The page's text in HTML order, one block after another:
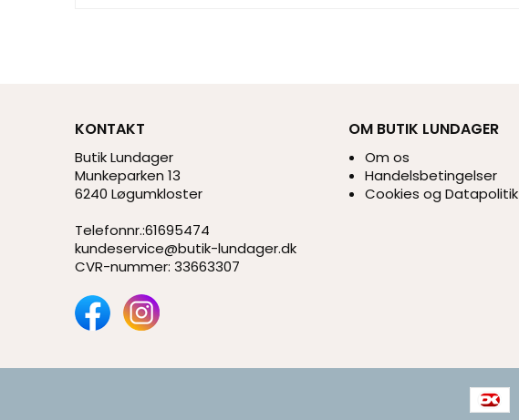
KONTAKT
Butik Lundager
Munkeparken 13
6240 Løgumkloster
Telefonnr.:61695474
kundeservice@butik-lundager.dk
CVR-nummer: 33663307
OM BUTIK LUNDAGER
Om os
Handelsbetingelser
Cookies og Datapolitik